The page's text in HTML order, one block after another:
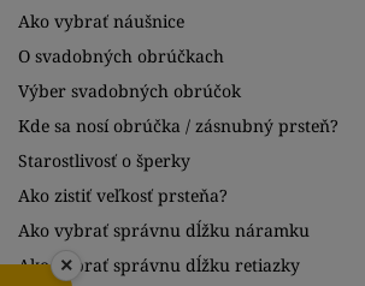
Ako vybrať náušnice
O svadobných obrúčkach
Výber svadobných obrúčok
Kde sa nosí obrúčka / zásnubný prsteň?
Starostlivosť o šperky
Ako zistiť veľkosť prsteňa?
Ako vybrať správnu dĺžku náramku
Ako vybrať správnu dĺžku retiazky
×